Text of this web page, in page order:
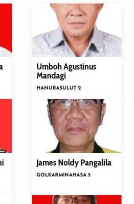
Umboh Agustinus
Mandagi
HANURASULUT 2
James Noldy Pangalila
GOLKARMINAHASA 5